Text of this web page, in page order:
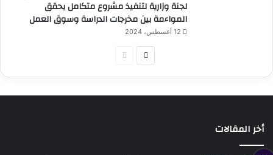
لجنة وزارية لتنفيذ مشروع متكامل يحقق
المواءمة بين مخرجات الدراسة وسوق العمل
12 أغسطس، 2024
الصفحة
أخر المقالات